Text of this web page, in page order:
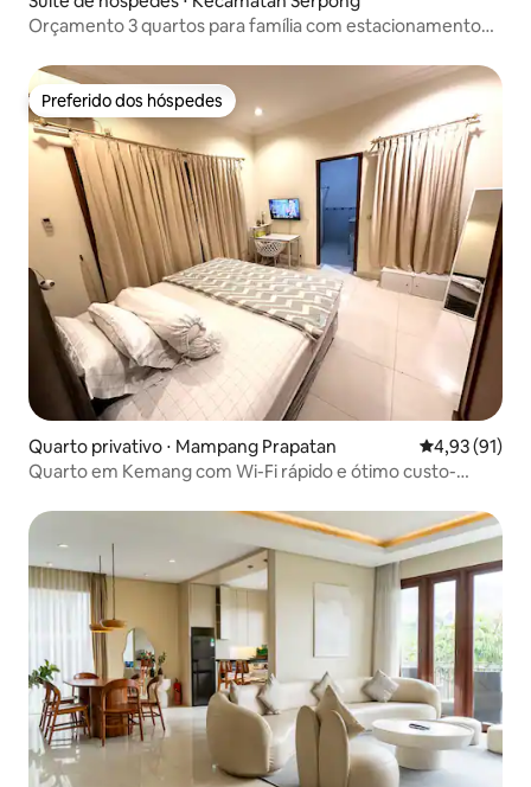
Orçamento 3 quartos para família com estacionamento
Preferido dos hóspedes
Preferido dos hóspedes
Quarto privativo ⋅ Mampang Prapatan 4,93 de uma
4,93 (91)
Quarto em Kemang com Wi-Fi rápido e ótimo custo-